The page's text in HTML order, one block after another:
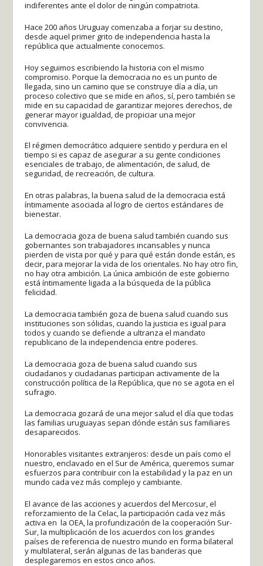
indiferentes ante el dolor de ningún compatriota.
Hace 200 años Uruguay comenzaba a forjar su destino,
desde aquel primer grito de independencia hasta la
república que actualmente conocemos.
Hoy seguimos escribiendo la historia con el mismo
compromiso. Porque la democracia no es un punto de
llegada, sino un camino que se construye día a día, un
proceso colectivo que se mide en años, sí, pero también se
mide en su capacidad de garantizar mejores derechos, de
generar mayor igualdad, de propiciar una mejor
convivencia.
El régimen democrático adquiere sentido y perdura en el
tiempo si es capaz de asegurar a su gente condiciones
esenciales de trabajo, de alimentación, de salud, de
seguridad, de recreación, de cultura.
En otras palabras, la buena salud de la democracia está
íntimamente asociada al logro de ciertos estándares de
bienestar.
La democracia goza de buena salud también cuando sus
gobernantes son trabajadores incansables y nunca
pierden de vista por qué y para qué están donde están, es
decir, para mejorar la vida de los orientales. No hay otro fin,
no hay otra ambición. La única ambición de este gobierno
está íntimamente ligada a la búsqueda de la pública
felicidad.
La democracia también goza de buena salud cuando sus
instituciones son sólidas, cuando la justicia es igual para
todos y cuando se defiende a ultranza el mandato
republicano de la independencia entre poderes.
La democracia goza de buena salud cuando sus
ciudadanos y ciudadanas participan activamente de la
construcción política de la República, que no se agota en el
sufragio.
La democracia gozará de una mejor salud el día que todas
las familias uruguayas sepan dónde están sus familiares
desaparecidos.
Honorables visitantes extranjeros: desde un país como el
nuestro, enclavado en el Sur de América, queremos sumar
esfuerzos para contribuir con la estabilidad y la paz en un
mundo cada vez más complejo y cambiante.
El avance de las acciones y acuerdos del Mercosur, el
reforzamiento de la Celac, la participación cada vez más
activa en la OEA, la profundización de la cooperación Sur-
Sur, la multiplicación de los acuerdos con los grandes
países de referencia de nuestro mundo en forma bilateral
y multilateral, serán algunas de las banderas que
desplegaremos en estos cinco años.